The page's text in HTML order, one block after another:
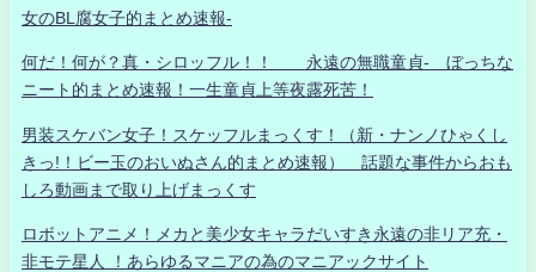
女のBL腐女子的まとめ速報-
何だ！何が？真・シロッフル！！ 永遠の無職童貞- ぼっちな
ニート的まとめ速報！一生童貞上等夜露死苦！
男装スケバン女子！スケッフルまっくす！（新・ナンノひゃくし
きっ!！ビー玉のおいぬさん的まとめ速報） 話題な事件からおも
しろ動画まで取り上げまっくす
ロボットアニメ！メカと美少女キャラだいすき永遠の非リア充・
非モテ星人 ！あらゆるマニアの為のマニアックサイト